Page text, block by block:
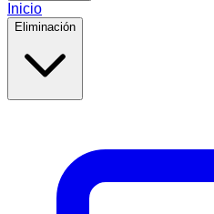
Inicio
Eliminación